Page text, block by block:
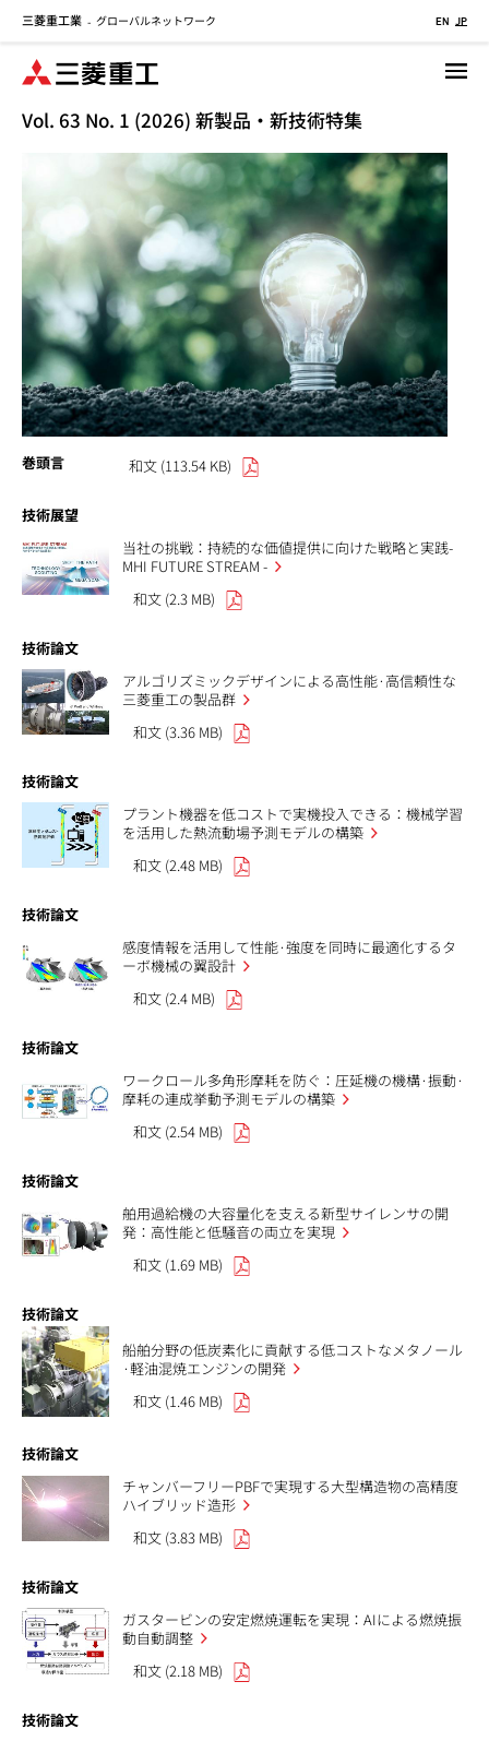
三菱重工業 - グローバルネットワーク EN JP
Vol. 63 No. 1 (2026) 新製品・新技術特集
巻頭言 和文 (113.54 KB)
技術展望
当社の挑戦：持続的な価値提供に向けた戦略と実践-
MHI FUTURE STREAM -
和文 (2.3 MB)
技術論文
アルゴリズミックデザインによる高性能·高信頼性な
三菱重工の製品群
和文 (3.36 MB)
技術論文
プラント機器を低コストで実機投入できる：機械学習
を活用した熱流動場予測モデルの構築
和文 (2.48 MB)
技術論文
感度情報を活用して性能·強度を同時に最適化するタ
ーボ機械の翼設計
和文 (2.4 MB)
技術論文
ワークロール多角形摩耗を防ぐ：圧延機の機構·振動·
摩耗の連成挙動予測モデルの構築
和文 (2.54 MB)
技術論文
舶用過給機の大容量化を支える新型サイレンサの開
発：高性能と低騒音の両立を実現
和文 (1.69 MB)
技術論文
船舶分野の低炭素化に貢献する低コストなメタノール
·軽油混焼エンジンの開発
和文 (1.46 MB)
技術論文
チャンバーフリーPBFで実現する大型構造物の高精度
ハイブリッド造形
和文 (3.83 MB)
技術論文
ガスタービンの安定燃焼運転を実現：AIによる燃焼振
動自動調整
和文 (2.18 MB)
技術論文